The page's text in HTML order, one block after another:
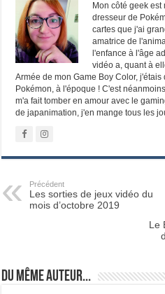
Mon côté geek est
dresseur de
cartes que j'ai
amatrice de
l'enfance à l'âge
vidéo a, quant à
Armée de mon Game Boy Color,
Pokémon, à l'époque ! C'est
m'a fait tomber en amour avec le
de japanimation, j'en mange tous les
Précédent
Les sorties de jeux vidéo du
mois d’octobre 2019
Le
Du même auteur...